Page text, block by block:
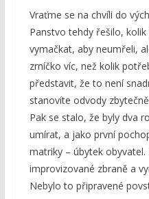
Vraťme se na chvíli do
Panstvo tehdy řešilo,
vymačkat, aby neumřeli,
zrníčko víc, než kolik
představit, že to není
stanovíte odvody
Pak se stalo, že byly dva
umírat, a jako první
matriky – úbytek obyvatel.
improvizované zbraně a
Nebylo to připravené